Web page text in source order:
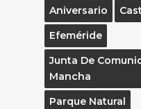
Aniversario
Efeméride
Junta De
Mancha
Parque Natural